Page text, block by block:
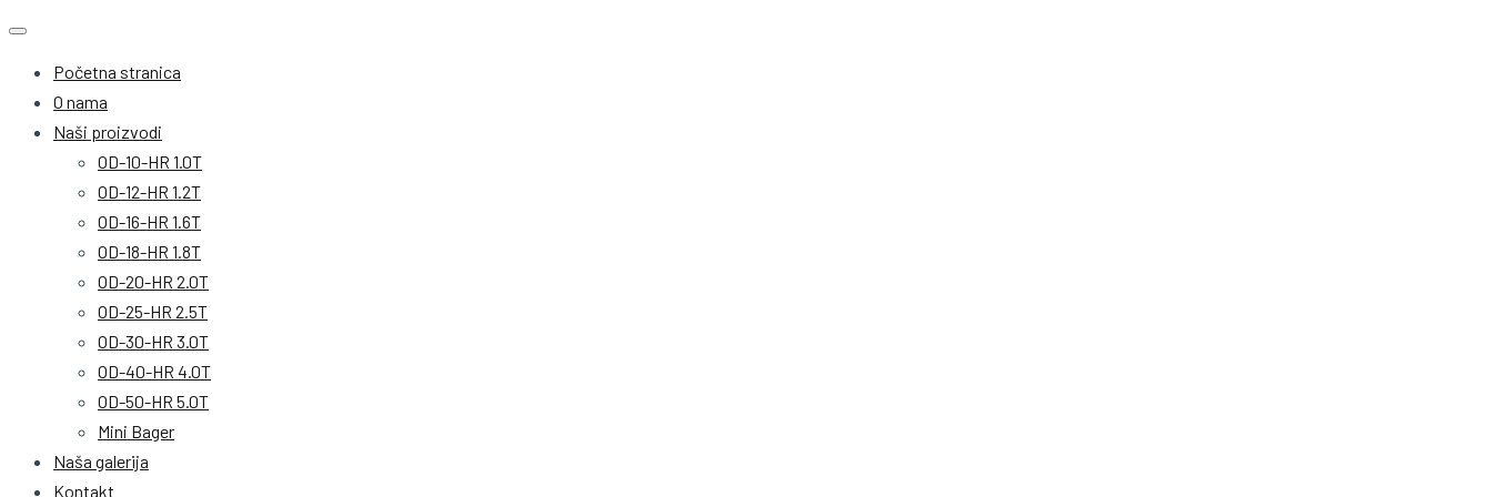
Početna stranica
O nama
Naši proizvodi
OD-10-HR 1.0T
OD-12-HR 1.2T
OD-16-HR 1.6T
OD-18-HR 1.8T
OD-20-HR 2.0T
OD-25-HR 2.5T
OD-30-HR 3.0T
OD-40-HR 4.0T
OD-50-HR 5.0T
Mini Bager
Naša galerija
Kontakt